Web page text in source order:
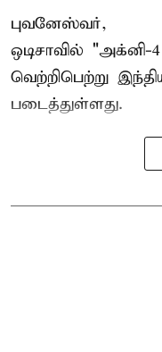
புவனேஸ்வர்,
ஒடிசாவில்
வெற்றிபெற்று
படைத்துள்ளது.